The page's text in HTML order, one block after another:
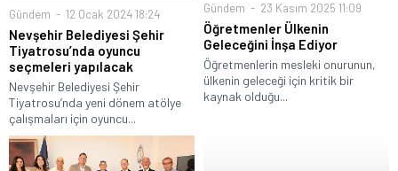
Gündem 12 Ocak 2024 18:24
Nevşehir Belediyesi Şehir
Tiyatrosu’nda oyuncu
seçmeleri yapılacak
Nevşehir Belediyesi Şehir
Tiyatrosu’nda yeni dönem atölye
çalışmaları için oyuncu...
Gündem 23 Kasım 2025 11:09
Öğretmenler Ülkenin
Geleceğini İnşa Ediyor
Öğretmenlerin mesleki onurunun,
ülkenin geleceği için kritik bir
kaynak olduğu...